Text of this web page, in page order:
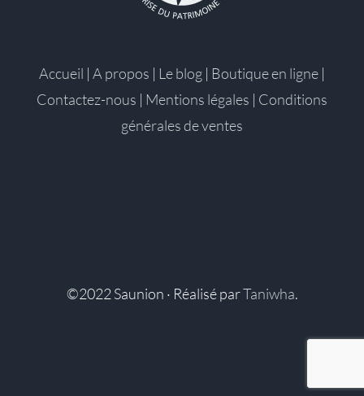
Accueil | A propos | Le blog | Boutique en ligne |
Contactez-nous | Mentions légales | Conditions
générales de ventes
©2022 Saunion · Réalisé parTaniwha.